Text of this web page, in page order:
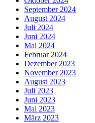
September 2024
August 2024
Juli 2024
Juni 2024
Mai 2024
Februar 2024
Dezember 2023
November 2023
August 2023
Juli 2023
Juni 2023
Mai 2023
März 2023